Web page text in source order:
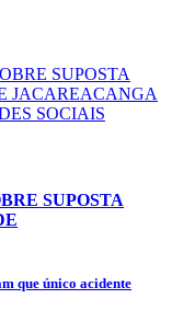
SUPOSTA
que único acidente